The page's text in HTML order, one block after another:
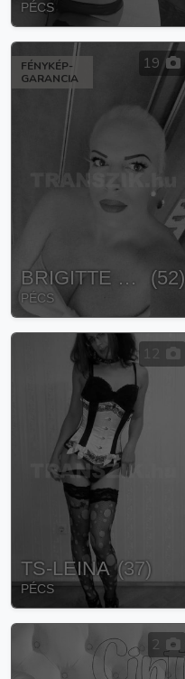
PÉCS
FÉNYKÉP-
GARANCIA
19
BRIGITTE TRANSZSZEXUÁLIS (52)
PÉCS
TS-LEINA (37)
PÉCS
2